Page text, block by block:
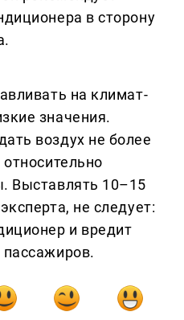
в сторону
на климат-
значения.
воздух не более
Выставлять 10–15
не следует:
и вредит